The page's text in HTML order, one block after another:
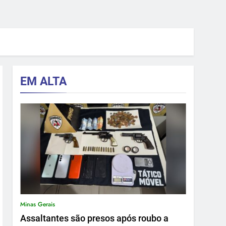
EM ALTA
Minas Gerais
Assaltantes são presos após roubo a